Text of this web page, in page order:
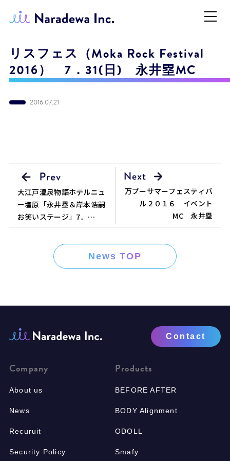
リスフェス（Moka Rock Festival
2016） 7．31(日) 永井塁MC
2016.07.21
大江戸温泉物語ホテルニュ
ー塩原「永井塁＆岸本浩嗣
お笑いステージ」7．
24(日)～29(金) 20：00～
万プーサマーフェスティバ
ル２０１６ イベント
MC 永井塁
News TOP
Contact
Company
About us
News
Recuruit
Security Policy
Products
BEFORE AFTER
BODY Alignment
ODOLL
Smafy